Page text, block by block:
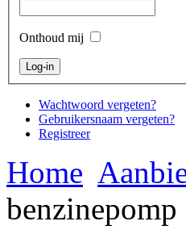
Onthoud mij
Wachtwoord vergeten?
Gebruikersnaam vergeten?
Registreer
Home